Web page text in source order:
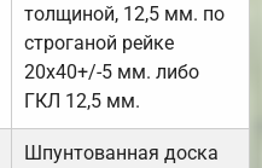
толщиной, 12,5 мм. по
строганой рейке
20х40+/-5 мм. либо
ГКЛ 12,5 мм.
Шпунтованная доска